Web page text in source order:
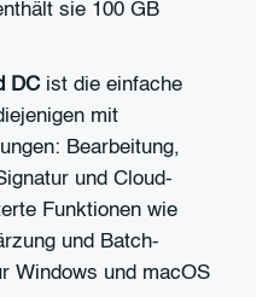
sie 100 GB
DCist die einfache
mit
Bearbeitung,
und Cloud-
Funktionen wie
und Batch-
Windows und macOS